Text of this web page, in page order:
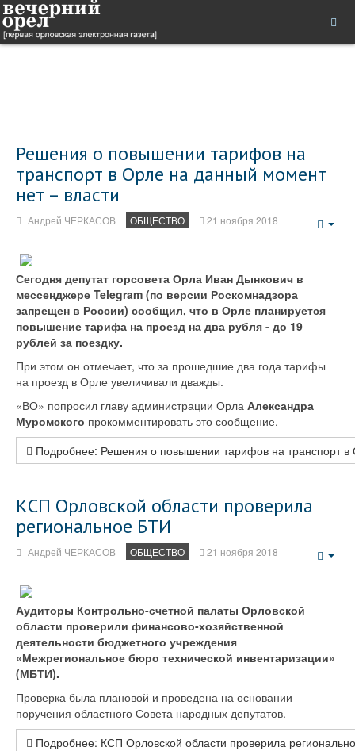
Решения о повышении тарифов на
транспорт в Орле на данный момент
нет – власти
Андрей ЧЕРКАСОВ ОБЩЕСТВО 21 ноября 2018
Сегодня депутат горсовета Орла Иван Дынкович в
мессенджере Telegram (по версии Роскомнадзора
запрещен в России) сообщил, что в Орле планируется
повышение тарифа на проезд на два рубля - до 19
рублей за поездку.
При этом он отмечает, что за прошедшие два года тарифы
на проезд в Орле увеличивали дважды.
«ВО» попросил главу администрации Орла Александра
Муромского прокомментировать это сообщение.
Подробнее: Решения о повышении тарифов на транспорт
КСП Орловской области проверила
региональное БТИ
Андрей ЧЕРКАСОВ ОБЩЕСТВО 21 ноября 2018
Аудиторы Контрольно-счетной палаты Орловской
области проверили финансово-хозяйственной
деятельности бюджетного учреждения
«Межрегиональное бюро технической инвентаризации»
(МБТИ).
Проверка была плановой и проведена на основании
поручения областного Совета народных депутатов.
Подробнее: КСП Орловской области проверила